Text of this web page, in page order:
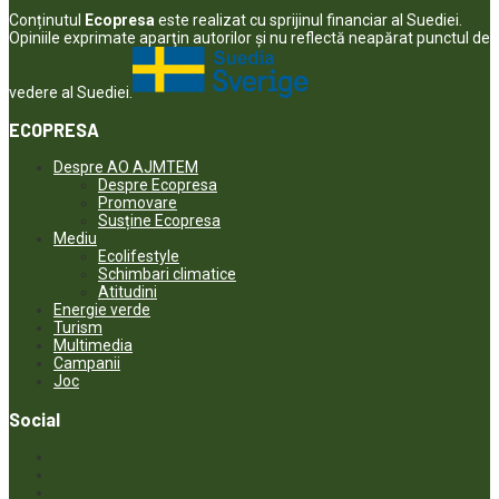
Conținutul Ecopresa este realizat cu sprijinul financiar al Suediei.
Opiniile exprimate aparţin autorilor şi nu reflectă neapărat punctul de
vedere al Suediei.
ECOPRESA
Despre AO AJMTEM
Despre Ecopresa
Promovare
Susține Ecopresa
Mediu
Ecolifestyle
Schimbari climatice
Atitudini
Energie verde
Turism
Multimedia
Campanii
Joc
Social